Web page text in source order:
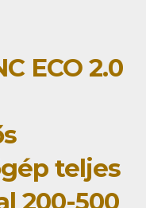
ECO 2.0
teljes
200-500